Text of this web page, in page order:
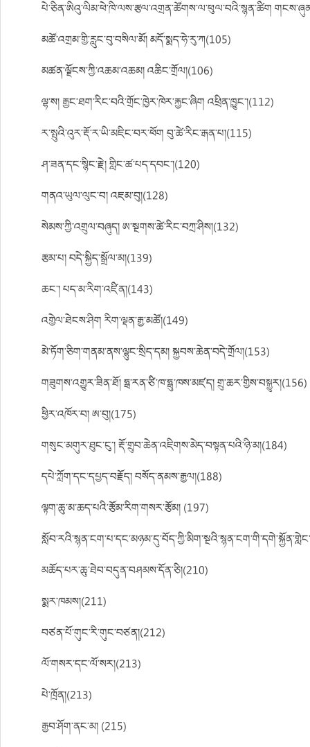
པེ་ཅིན་ཨིའུ་ལིམ་ཕེ་ཁི་ལས་རྩལ་འགྲན་ཚོགས་ལ་ཕུལ་བའི་སྙན་ཚིག
མཚོ་འགྲམ་གྱི་རླུང་བུ་བསིལ་མོ། མདོ་སྨད་ཧེ་རུ་ཀ(105)
མཚན་ལྗོངས་ཀྱི་འཆམ་འཆམ། འཆིང་གྲོལ།(106)
ལྷ་ས། རྒྱང་ཐག་རིང་བའི་གྲོང་ཁྱེར་ཁེར་རྐྱང་ཞིག འཕྲིན་ཁྱུང་།(112)
ར་སྤུའི་འུར་རྡོ་ར་ཡི་མཇིང་བར་ཕོག བུ་ཚེ་རིང་རྒན་པ།(115)
ཤ་ཟན་དང་སྙིང་རྗེ། གླིང་ཚ་པད་དབང་།(120)
གནའ་ཡུལ་ལུང་བ། འཇམ་བུ།(128)
སེམས་ཀྱི་འགྲུལ་བཞུད། ཨ་སྔགས་ཚེ་རིང་བཀྲ་ཤིས།(132)
རྩམ་པ། བདེ་སྐྱིད་སྒྲོལ་མ།(139)
ཆང་། པད་མ་རིག་འཛིན།(143)
འགྱེལ་ཐེངས་ཤིག རིག་ལྡན་རྒྱ་མཚོ།(149)
མེ་ཏོག་ཅིག་གནམ་ནས་ལྷུང་སྲིད་དམ། སྐྱབས་ཆེན་བདེ་གྲོལ།(153)
གཟུགས་འགྱུར་ཟིན་ཐོ། ཧྥ་རན་ཙི་ཁ་ཧྥུ་ཁས་མཛད། གྲུ་ཆར་གྱིས་བསྒྱུར།(156)
ཕྱིར་འཁོར་བ། ཨ་བུ།(175)
གསུང་མགུར་ཐུང་ངུ་། རྡོ་གྲུབ་ཆེན་འཇིགས་མེད་བསྟན་པའི་ཉི་མ།(184)
དཔེ་ཀློག་དང་དཔྱད་བརྗོད། བསོད་ནམས་རྒྱལ།(188)
ལྟག་ཆུ་མ་ཆད་པའི་རྩོམ་རིག་གསར་རྩོམ། (197)
མཆོད་པར་ཆུ་ཐེབ་བདུན་བཤམས་དོན་ཅི།(210)
སྨར་ཁམས།(211)
བཙན་པོ་གུང་རི་གུང་བཙན།(212)
ལོ་གསར་དང་ལོ་སར།(213)
པེ་ཁྲོན།(213)
རྒྱབ་ཤོག་ནང་མ། (215)